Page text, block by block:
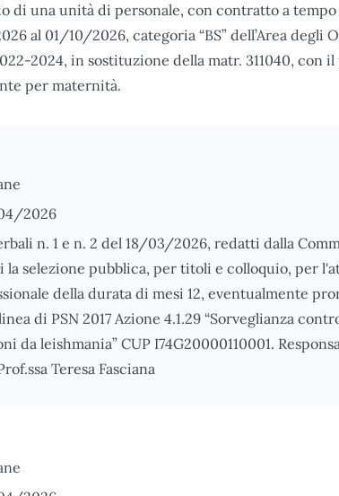
di una unità di personale, con contratto a
al 01/10/2026, categoria “BS” dell’Area degli
2024, in sostituzione della matr. 311040, con
per maternità.
2026
n. 1 e n. 2 del 18/03/2026, redatti dalla
selezione pubblica, per titoli e colloquio, per
della durata di mesi 12, eventualmente
di PSN 2017 Azione 4.1.29 “Sorveglianza
da leishmania” CUP I74G20000110001.
Teresa Fasciana